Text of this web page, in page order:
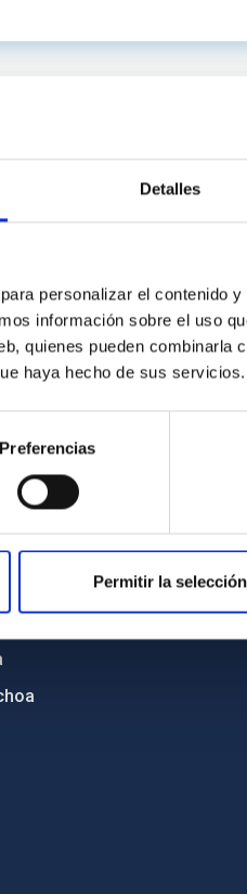
Detalles
personalizar el contenido
información sobre el uso
quienes pueden combinarla
haya hecho de sus servicios.
Preferencias
Permitir la selección
antifraude
de género